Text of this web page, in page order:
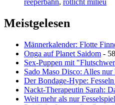
Meistgelesen
Männerkalender: Flotte
Onga auf Planet Saidom -
Sex-Puppen mit
Sado Maso Disco: Alles nur
Der Bondage-Hype: Fesseln
Nackt-Therapeutin Sarah:
Weit mehr als nur